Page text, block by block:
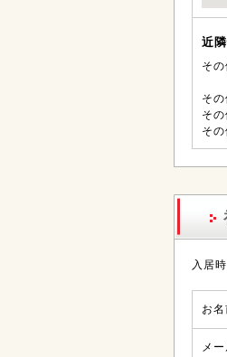
近
そ
そ
そ
そ
入居
お名
メ